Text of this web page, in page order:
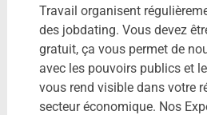
Travail organisent
des jobdating. Vous devez
gratuit, ça vous permet de
avec les pouvoirs publics et
vous rend visible dans votre
secteur économique. Nos